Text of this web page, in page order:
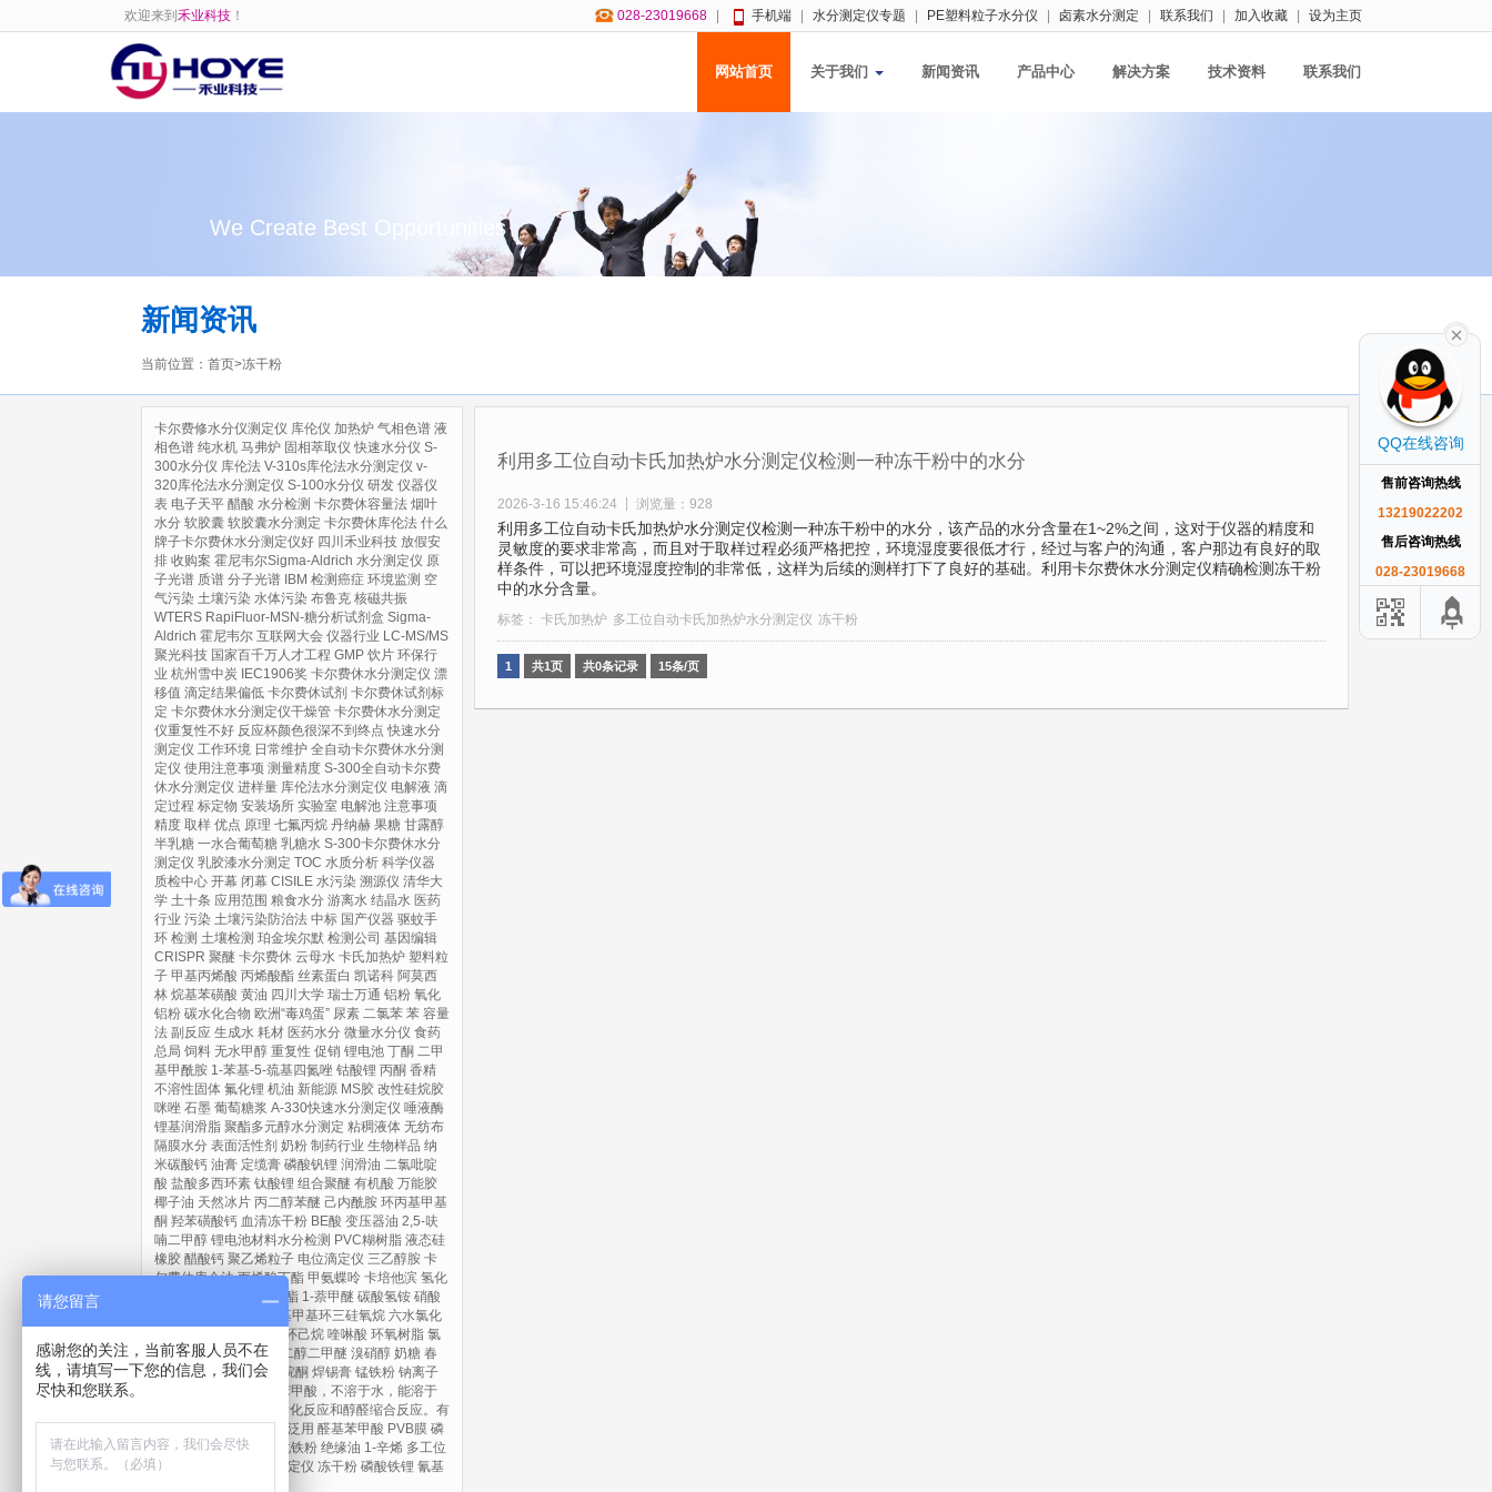
028-23019668 手机端 水分测定仪专题 PE塑料粒子水分仪 卤素水分测定 联系我们 加入收藏 设为主页
欢迎来到 禾业科技 ！
网站首页 关于我们 新闻资讯 产品中心 解决方案 技术资料 联系我们
We Create Best Opportunities
新闻资讯
当前位置： 首页>冻干粉
卡尔费修水分仪测定仪 库伦仪 加热炉 气相色谱 液
相色谱 纯水机 马弗炉 固相萃取仪 快速水分仪 S-
300水分仪 库伦法 V-310s库伦法水分测定仪 v-
320库伦法水分测定仪 S-100水分仪 研发 仪器仪
表 电子天平 醋酸 水分检测 卡尔费休容量法 烟叶
水分 软胶囊 软胶囊水分测定 卡尔费休库伦法 什么
牌子卡尔费休水分测定仪好 四川禾业科技 放假安
排 收购案 霍尼韦尔Sigma-Aldrich 水分测定仪 原
子光谱 质谱 分子光谱 IBM 检测癌症 环境监测 空
气污染 土壤污染 水体污染 布鲁克 核磁共振
WTERS RapiFluor-MSN-糖分析试剂盒 Sigma-
Aldrich 霍尼韦尔 互联网大会 仪器行业 LC-MS/MS
聚光科技 国家百千万人才工程 GMP 饮片 环保行
业 杭州雪中炭 IEC1906奖 卡尔费休水分测定仪 漂
移值 滴定结果偏低 卡尔费休试剂 卡尔费休试剂标
定 卡尔费休水分测定仪干燥管 卡尔费休水分测定
仪重复性不好 反应杯颜色很深不到终点 快速水分
测定仪 工作环境 日常维护 全自动卡尔费休水分测
定仪 使用注意事项 测量精度 S-300全自动卡尔费
休水分测定仪 进样量 库伦法水分测定仪 电解液 滴
定过程 标定物 安装场所 实验室 电解池 注意事项
精度 取样 优点 原理 七氟丙烷 丹纳赫 果糖 甘露醇
半乳糖 一水合葡萄糖 乳糖水 S-300卡尔费休水分
测定仪 乳胶漆水分测定 TOC 水质分析 科学仪器
质检中心 开幕 闭幕 CISILE 水污染 溯源仪 清华大
学 土十条 应用范围 粮食水分 游离水 结晶水 医药
行业 污染 土壤污染防治法 中标 国产仪器 驱蚊手
环 检测 土壤检测 珀金埃尔默 检测公司 基因编辑
CRISPR 聚醚 卡尔费休 云母水 卡氏加热炉 塑料粒
子 甲基丙烯酸 丙烯酸酯 丝素蛋白 凯诺科 阿莫西
林 烷基苯磺酸 黄油 四川大学 瑞士万通 铝粉 氧化
铝粉 碳水化合物 欧洲“毒鸡蛋” 尿素 二氯苯 苯 容量
法 副反应 生成水 耗材 医药水分 微量水分仪 食药
总局 饲料 无水甲醇 重复性 促销 锂电池 丁酮 二甲
基甲酰胺 1-苯基-5-巯基四氮唑 钴酸锂 丙酮 香精
不溶性固体 氟化锂 机油 新能源 MS胶 改性硅烷胶
咪唑 石墨 葡萄糖浆 A-330快速水分测定仪 唾液酶
锂基润滑脂 聚酯多元醇水分测定 粘稠液体 无纺布
隔膜水分 表面活性剂 奶粉 制药行业 生物样品 纳
米碳酸钙 油膏 定缆膏 磷酸钒锂 润滑油 二氯吡啶
酸 盐酸多西环素 钛酸锂 组合聚醚 有机酸 万能胶
椰子油 天然冰片 丙二醇苯醚 己内酰胺 环丙基甲基
酮 羟苯磺酸钙 血清冻干粉 BE酸 变压器油 2,5-呋
喃二甲醇 锂电池材料水分检测 PVC糊树脂 液态硅
橡胶 醋酸钙 聚乙烯粒子 电位滴定仪 三乙醇胺 卡
尔费休库仑法 丙烯酸丁酯 甲氨蝶呤 卡培他滨 氢化
邻苯二甲酸二辛酯 1-萘甲醚 碳酸氢铵 硝酸
三氟丙基甲基环三硅氧烷 六水氯化
环己烷 喹啉酸 环氧树脂 氯
化筒箭毒碱 乙酸铵 乙二醇二甲醚 溴硝醇 奶糖 春
节 异喹啉 N-甲基吡咯烷酮 焊锡膏 锰铁粉 钠离子
对醛基苯甲酸，不溶于水，能溶于
DMF中，能与醇发生酯化反应和醇醛缩合反应。有
机合成重要中间体，广泛用 醛基苯甲酸 PVB膜 磷
酸二苯一异辛酯
水雾化铁粉 绝缘油 1-辛烯 多工位
自动卡氏加热炉水分测定仪 冻干粉 磷酸铁锂 氰基
利用多工位自动卡氏加热炉水分测定仪检测一种冻干粉中的水分
2026-3-16 15:46:24 浏览量：928
利用多工位自动卡氏加热炉水分测定仪检测一种冻干粉中的水分，该产品的水分含量在1~2%之间，这对于仪器的精度和
灵敏度的要求非常高，而且对于取样过程必须严格把控，环境湿度要很低才行，经过与客户的沟通，客户那边有良好的取
样条件，可以把环境湿度控制的非常低，这样为后续的测样打下了良好的基础。利用卡尔费休水分测定仪精确检测冻干粉
中的水分含量。
标签： 卡氏加热炉 多工位自动卡氏加热炉水分测定仪 冻干粉
1 共1页 共0条记录 15条/页
QQ在线咨询
售前咨询热线
13219022202
售后咨询热线
028-23019668
请您留言
感谢您的关注，当前客服人员不在
线，请填写一下您的信息，我们会
尽快和您联系。